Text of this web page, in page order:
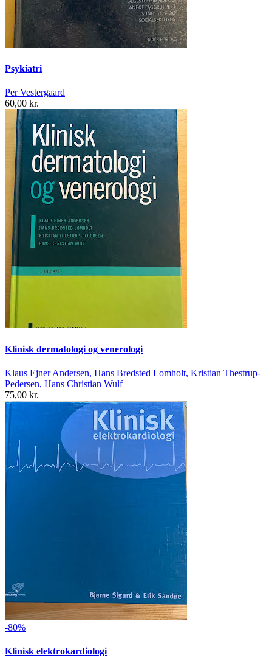
Psykiatri
Per Vestergaard
60,00 kr.
Klinisk dermatologi og venerologi
Klaus Ejner Andersen, Hans Bredsted Lomholt, Kristian Thestrup-
Pedersen, Hans Christian Wulf
75,00 kr.
-80%
Klinisk elektrokardiologi